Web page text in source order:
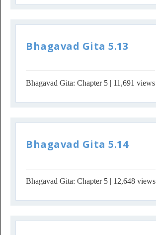
Bhagavad Gita 5.13
Bhagavad Gita: Chapter 5 | 11,691 views
Bhagavad Gita 5.14
Bhagavad Gita: Chapter 5 | 12,648 views